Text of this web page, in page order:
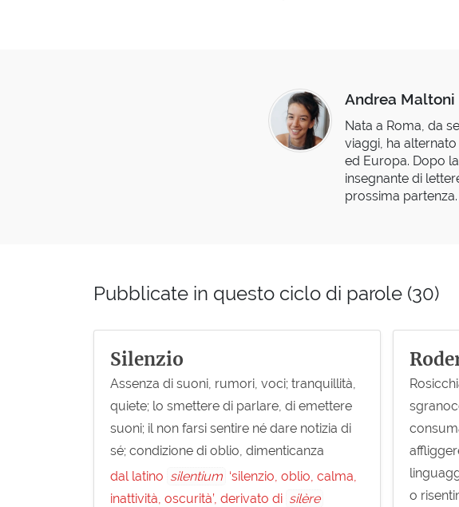
Andrea Maltoni
Nata a Roma, da
viaggi, ha
ed Europa. Dopo
insegnante di
prossima partenza.
Pubblicate in questo ciclo di parole (30)
Silenzio
Assenza di suoni, rumori, voci; tranquillità,
quiete; lo smettere di parlare, di emettere
suoni; il non farsi sentire né dare notizia di
sé; condizione di oblio, dimenticanza
dal latino silentium ‘silenzio, oblio, calma,
inattività, oscurità’, derivato di silère
o